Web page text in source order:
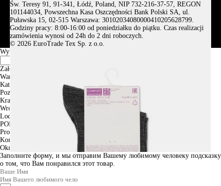
Św. Teresy 91, 91-341, Łódź, Poland, NIP 732-216-37-57, REGON
101144034, Powszechna Kasa Oszczędności Bank Polski SA, ul.
Puławska 15, 02-515 Warszawa: 30102034080000410205628799.
Godziny pracy: 8:00-16:00 od poniedziałku do piątku. Czas realizacji
zamówienia wynosi od 24h do 2 dni roboczych.
© 2026 EuroTrade Tex Sp. z o.o.
Wybierz miasta
Założenia
Warszawa
Katowice
Poznan
Krakow
Wroclaw
Lodz
PODGLĄD
Produkt w koszyku
Kontynuuj zakupy
ZAMÓWIENIE
Okno informacyjne
Заполните форму, и мы отправим Вашему любимому человеку подсказку
о том, что Вам понравился этот товар.